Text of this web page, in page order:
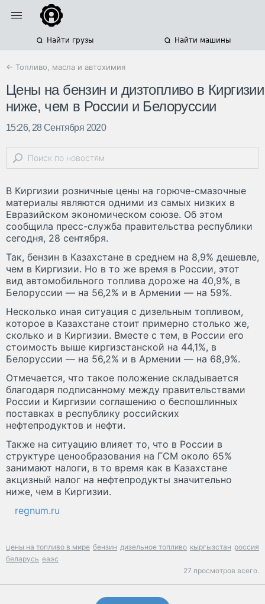
Найти грузы Найти машины
← Топливо, масла и автохимия
Цены на бензин и дизтопливо в Киргизии
ниже, чем в России и Белоруссии
15:26, 28 Сентября 2020
В Киргизии розничные цены на горюче-смазочные
материалы являются одними из самых низких в
Евразийском экономическом союзе. Об этом
сообщила пресс-служба правительства республики
сегодня, 28 сентября.
Так, бензин в Казахстане в среднем на 8,9% дешевле,
чем в Киргизии. Но в то же время в России, этот
вид автомобильного топлива дороже на 40,9%, в
Белоруссии — на 56,2% и в Армении — на 59%.
Несколько иная ситуация с дизельным топливом,
которое в Казахстане стоит примерно столько же,
сколько и в Киргизии. Вместе с тем, в России его
стоимость выше киргизстанской на 44,1%, в
Белоруссии — на 56,2% и в Армении — на 68,9%.
Отмечается, что такое положение складывается
благодаря подписанному между правительствами
России и Киргизии соглашению о беспошлинных
поставках в республику российских
нефтепродуктов и нефти.
Также на ситуацию влияет то, что в России в
структуре ценообразования на ГСМ около 65%
занимают налоги, в то время как в Казахстане
акцизный налог на нефтепродукты значительно
ниже, чем в Киргизии.
regnum.ru
цены на топливо в мире бензин дизельное топливо кыргызстан россия
беларусь еаэс
27 просмотров всего.